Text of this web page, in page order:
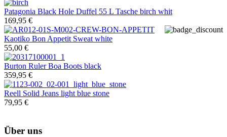
Patagonia Black Hole Duffel 55 L Tasche birch whit
169,95 €
Kaotiko Bon Appetit Sweat white
55,00 €
Burton Ruler Boa Boots black
359,95 €
Reell Solid Jeans light blue stone
79,95 €
Über uns